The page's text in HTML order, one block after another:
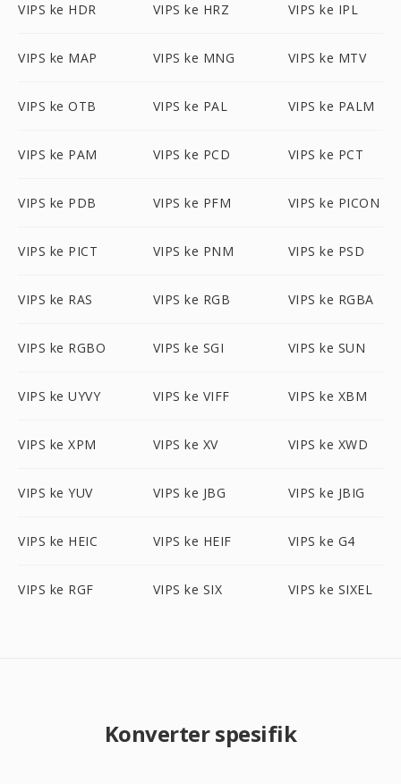
VIPS ke HDR VIPS ke HRZ VIPS ke IPL
VIPS ke MAP VIPS ke MNG VIPS ke MTV
VIPS ke OTB VIPS ke PAL VIPS ke PALM
VIPS ke PAM VIPS ke PCD VIPS ke PCT
VIPS ke PDB VIPS ke PFM VIPS ke PICON
VIPS ke PICT VIPS ke PNM VIPS ke PSD
VIPS ke RAS VIPS ke RGB VIPS ke RGBA
VIPS ke RGBO VIPS ke SGI VIPS ke SUN
VIPS ke UYVY VIPS ke VIFF VIPS ke XBM
VIPS ke XPM VIPS ke XV VIPS ke XWD
VIPS ke YUV VIPS ke JBG VIPS ke JBIG
VIPS ke HEIC VIPS ke HEIF VIPS ke G4
VIPS ke RGF VIPS ke SIX VIPS ke SIXEL
Konverter spesifik